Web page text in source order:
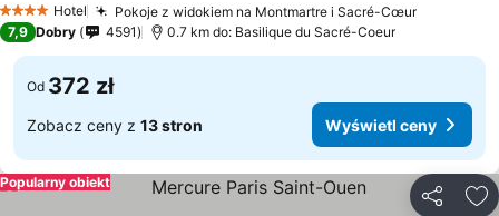
4 KategoriaHotel Pokoje z widokiem na Montmartre i Sacré-Cœur
7,9 Dobry 4591 0.7 km do: Basilique du Sacré-Coeur
Od 372 zł
Zobacz ceny z 13 stron Wyświetl ceny
Popularny obiekt